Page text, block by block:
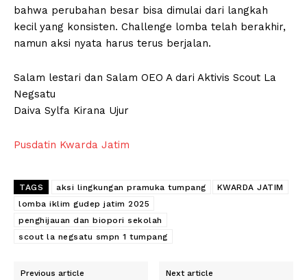
bahwa perubahan besar bisa dimulai dari langkah
kecil yang konsisten. Challenge lomba telah berakhir,
namun aksi nyata harus terus berjalan.
Salam lestari dan Salam OEO A dari Aktivis Scout La
Negsatu
Daiva Sylfa Kirana Ujur
Pusdatin Kwarda Jatim
TAGS aksi lingkungan pramuka tumpang
KWARDA JATIM
lomba iklim gudep jatim 2025
penghijauan dan biopori sekolah
scout la negsatu smpn 1 tumpang
Previous article Next article